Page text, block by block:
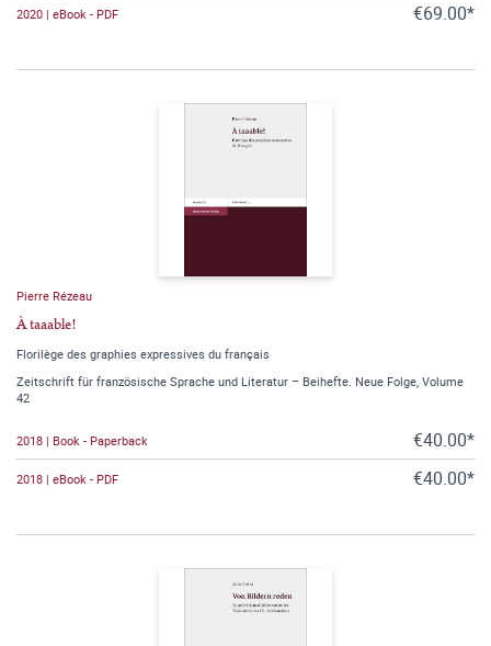
2020 | eBook - PDF €69.00*
Pierre Rézeau
À taaable!
Florilège des graphies expressives du français
Zeitschrift für französische Sprache und Literatur – Beihefte. Neue Folge, Volume
42
2018 | Book - Paperback €40.00*
2018 | eBook - PDF €40.00*